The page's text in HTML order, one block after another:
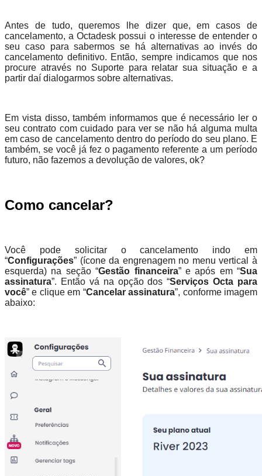
Antes de tudo, queremos lhe dizer que, em casos de
cancelamento, a Octadesk possui o interesse de entender o
seu caso para sabermos se há alternativas ao invés do
cancelamento definitivo. Então, sempre indicamos que nos
procure através no Suporte para relatar sua situação e a
partir daí dialogarmos sobre alternativas.
Em vista disso, também informamos que é necessário ler o
seu contrato com cuidado para ver se não há alguma multa
em caso de cancelamento dentro do período do seu plano. E
também, se você já fez o pagamento referente a um período
futuro, não fazemos a devolução de valores, ok?
Como cancelar?
Você pode solicitar o cancelamento indo em
“Configurações” (ícone da engrenagem no menu vertical à
esquerda) na seção “Gestão financeira” e após em “Sua
assinatura”. Então vá na opção dos “Serviços Octa para
você” e clique em “Cancelar assinatura”, conforme imagem
abaixo: